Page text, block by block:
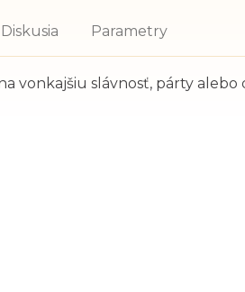
Diskusia Parametry
vonkajšiu slávnosť, párty